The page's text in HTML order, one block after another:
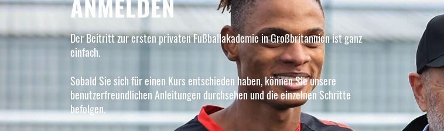
ANMELDEN
Der Beitritt zur ersten privaten Fußballakademie in Großbritannien ist ganz
einfach.
Sobald Sie sich für einen Kurs entschieden haben, können Sie unsere
benutzerfreundlichen Anleitungen durchsehen und die einzelnen Schritte
befolgen.